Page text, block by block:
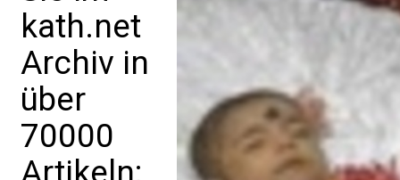
kath.net
Archiv in
über
70000